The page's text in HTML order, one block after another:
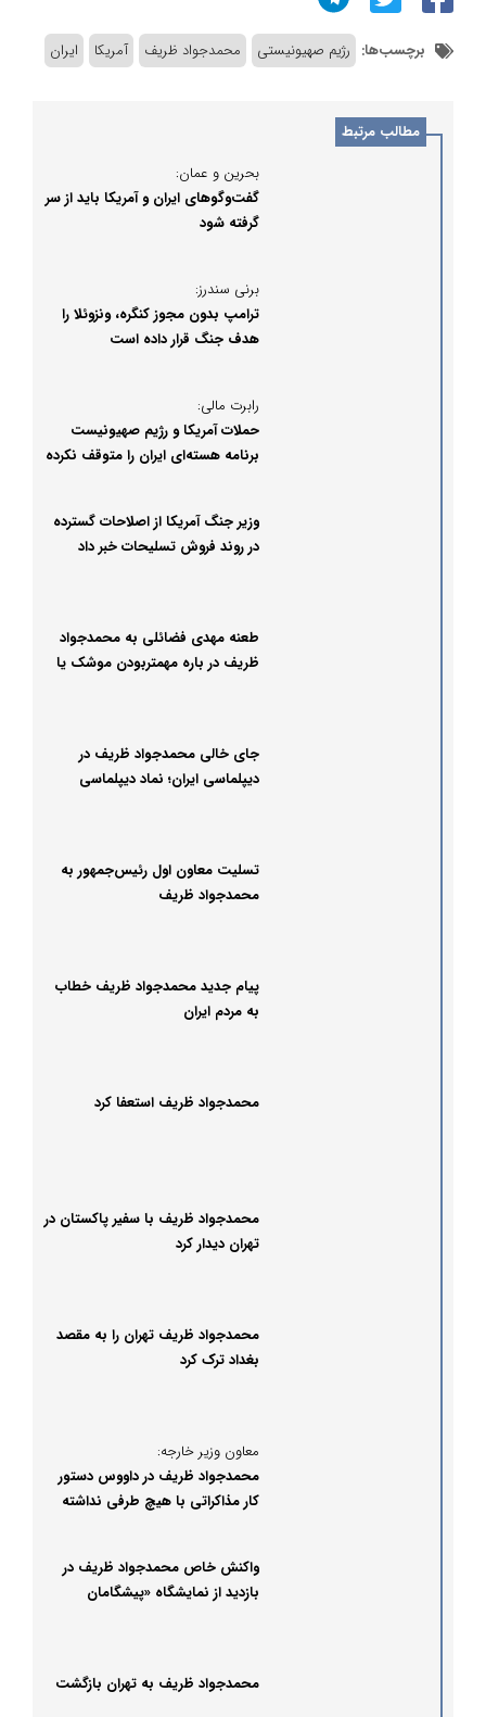
برچسب‌ها: رژیم صهیونیستی محمدجواد ظریف آمریکا ایران
مطالب مرتبط
بحرین و عمان:
گفت‌وگوهای ایران و آمریکا باید از سر
گرفته شود
برنی سندرز:
ترامپ بدون مجوز کنگره، ونزوئلا را
هدف جنگ قرار داده است
رابرت مالی:
حملات آمریکا و رژیم صهیونیست
برنامه هسته‌ای ایران را متوقف نکرده
وزیر جنگ آمریکا از اصلاحات گسترده
در روند فروش تسلیحات خبر داد
طعنه مهدی فضائلی به محمدجواد
ظریف در باره مهمتربودن موشک یا
جای خالی محمدجواد ظریف در
دیپلماسی ایران؛ نماد دیپلماسی
تسلیت معاون اول رئیس‌جمهور به
محمدجواد ظریف
پیام جدید محمدجواد ظریف خطاب
به مردم ایران
محمدجواد ظریف استعفا کرد
محمدجواد ظریف با سفیر پاکستان در
تهران دیدار کرد
محمدجواد ظریف تهران را به مقصد
بغداد ترک کرد
معاون وزیر خارجه:
محمدجواد ظریف در داووس دستور
کار مذاکراتی با هیچ طرفی نداشته
واکنش خاص محمدجواد ظریف در
بازدید از نمایشگاه «پیشگامان
محمدجواد ظریف به تهران بازگشت